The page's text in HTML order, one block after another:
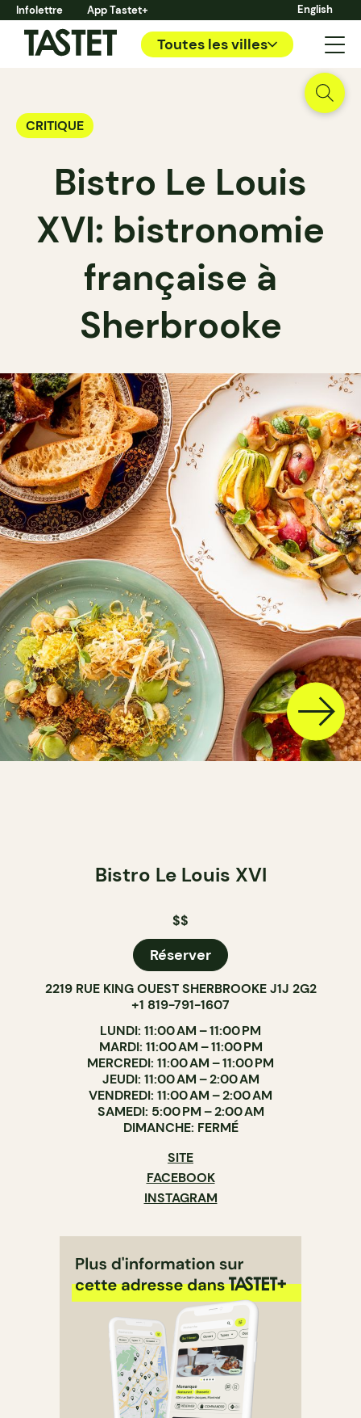
Infolettre App Tastet+ English
Toutes les villes
CRITIQUE
Bistro Le Louis
XVI: bistronomie
française à
Sherbrooke
Bistro Le Louis XVI
$$
Réserver
2219 RUE KING OUEST SHERBROOKE J1J 2G2
+1 819-791-1607
LUNDI: 11:00 AM – 11:00 PM
MARDI: 11:00 AM – 11:00 PM
MERCREDI: 11:00 AM – 11:00 PM
JEUDI: 11:00 AM – 2:00 AM
VENDREDI: 11:00 AM – 2:00 AM
SAMEDI: 5:00 PM – 2:00 AM
DIMANCHE: FERMÉ
SITE
FACEBOOK
INSTAGRAM